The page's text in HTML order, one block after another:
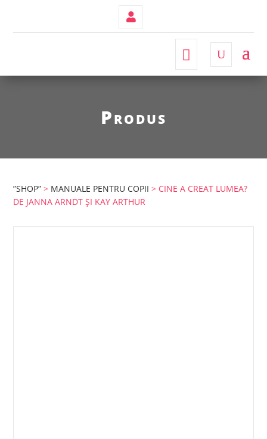
Produs
”SHOP” > MANUALE PENTRU COPII > CINE A CREAT LUMEA?
DE JANNA ARNDT ȘI KAY ARTHUR